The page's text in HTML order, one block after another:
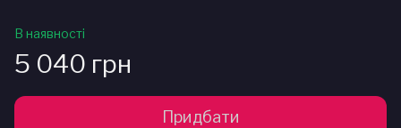
В наявності
5 040 грн
Придбати